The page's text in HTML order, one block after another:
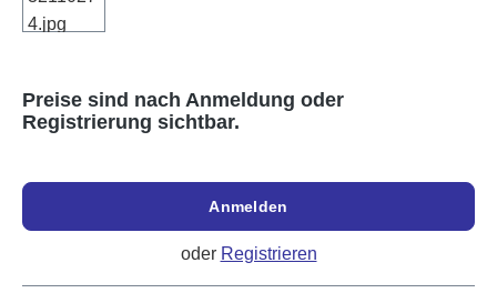
Preise sind nach Anmeldung oder
Registrierung sichtbar.
Anmelden
oder Registrieren